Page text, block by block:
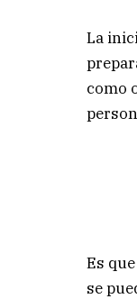
La
como
Es
se